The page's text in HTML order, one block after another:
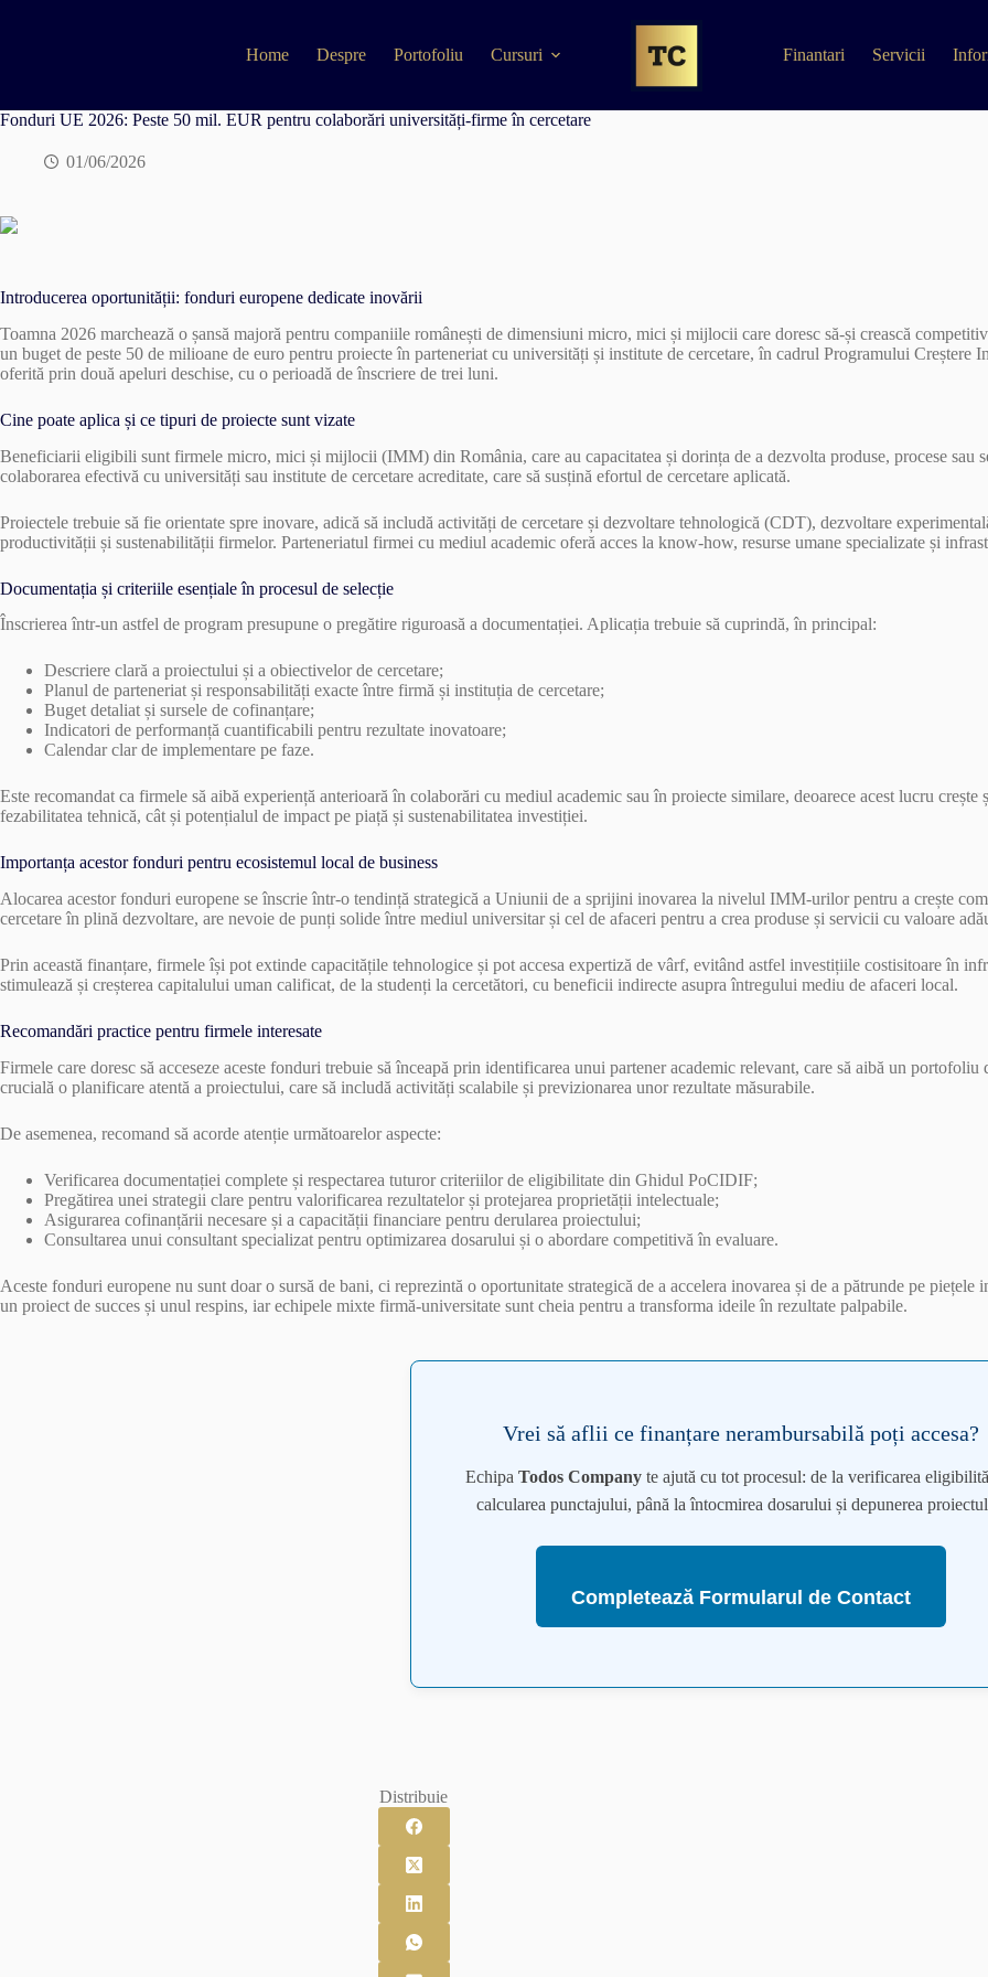
Home Despre Portofoliu Cursuri Finantari Servicii
Fonduri UE 2026: Peste 50 mil. EUR pentru colaborări universități-firme în cercetare
01/06/2026
Introducerea oportunității: fonduri europene dedicate inovării
Toamna 2026 marchează o șansă majoră pentru companiile românești de dimensiuni micro, mici și mijlocii care doresc să-și crească
un buget de peste 50 de milioane de euro pentru proiecte în parteneriat cu universități și institute de cercetare, în cadrul Programului
oferită prin două apeluri deschise, cu o perioadă de înscriere de trei luni.
Cine poate aplica și ce tipuri de proiecte sunt vizate
Beneficiarii eligibili sunt firmele micro, mici și mijlocii (IMM) din România, care au capacitatea și dorința de a dezvolta produse, procese sau
colaborarea efectivă cu universități sau institute de cercetare acreditate, care să susțină efortul de cercetare aplicată.
Proiectele trebuie să fie orientate spre inovare, adică să includă activități de cercetare și dezvoltare tehnologică (CDT), dezvoltare
productivității și sustenabilității firmelor. Parteneriatul firmei cu mediul academic oferă acces la know-how, resurse umane specializate și
Documentația și criteriile esențiale în procesul de selecție
Înscrierea într-un astfel de program presupune o pregătire riguroasă a documentației. Aplicația trebuie să cuprindă, în principal:
Descriere clară a proiectului și a obiectivelor de cercetare;
Planul de parteneriat și responsabilități exacte între firmă și instituția de cercetare;
Buget detaliat și sursele de cofinanțare;
Indicatori de performanță cuantificabili pentru rezultate inovatoare;
Calendar clar de implementare pe faze.
Este recomandat ca firmele să aibă experiență anterioară în colaborări cu mediul academic sau în proiecte similare, deoarece acest lucru
fezabilitatea tehnică, cât și potențialul de impact pe piață și sustenabilitatea investiției.
Importanța acestor fonduri pentru ecosistemul local de business
Alocarea acestor fonduri europene se înscrie într-o tendință strategică a Uniunii de a sprijini inovarea la nivelul IMM-urilor pentru a crește
cercetare în plină dezvoltare, are nevoie de punți solide între mediul universitar și cel de afaceri pentru a crea produse și servicii cu valoare
Prin această finanțare, firmele își pot extinde capacitățile tehnologice și pot accesa expertiză de vârf, evitând astfel investițiile costisitoare în
stimulează și creșterea capitalului uman calificat, de la studenți la cercetători, cu beneficii indirecte asupra întregului mediu de afaceri local.
Recomandări practice pentru firmele interesate
Firmele care doresc să acceseze aceste fonduri trebuie să înceapă prin identificarea unui partener academic relevant, care să aibă un
crucială o planificare atentă a proiectului, care să includă activități scalabile și previzionarea unor rezultate măsurabile.
De asemenea, recomand să acorde atenție următoarelor aspecte:
Verificarea documentației complete și respectarea tuturor criteriilor de eligibilitate din Ghidul PoCIDIF;
Pregătirea unei strategii clare pentru valorificarea rezultatelor și protejarea proprietății intelectuale;
Asigurarea cofinanțării necesare și a capacității financiare pentru derularea proiectului;
Consultarea unui consultant specializat pentru optimizarea dosarului și o abordare competitivă în evaluare.
Aceste fonduri europene nu sunt doar o sursă de bani, ci reprezintă o oportunitate strategică de a accelera inovarea și de a pătrunde pe
un proiect de succes și unul respins, iar echipele mixte firmă-universitate sunt cheia pentru a transforma ideile în rezultate palpabile.
Vrei să aflii ce finanțare nerambursabilă poți accesa?
Echipa Todos Companyte ajută cu tot procesul: de la verificarea
calcularea punctajului, până la întocmirea dosarului și depunerea
Completează Formularul de Contact
Distribuie